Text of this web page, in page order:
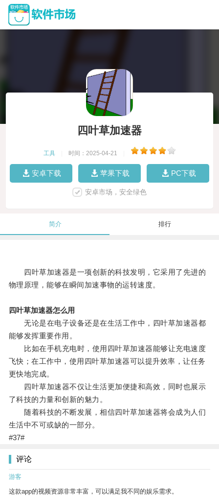
四叶草加速器
工具 时间：2025-04-21
安卓下载 苹果下载 PC下载
安卓市场，安全绿色
简介 排行
四叶草加速器是一项创新的科技发明，它采用了先进的
物理原理，能够在瞬间加速事物的运转速度。
四叶草加速器怎么用
无论是在电子设备还是在生活工作中，四叶草加速器都
能够发挥重要作用。
比如在手机充电时，使用四叶草加速器能够让充电速度
飞快；在工作中，使用四叶草加速器可以提升效率，让任务
更快地完成。
四叶草加速器不仅让生活更加便捷和高效，同时也展示
了科技的力量和创新的魅力。
随着科技的不断发展，相信四叶草加速器将会成为人们
生活中不可或缺的一部分。
#37#
评论
游客
这款app的视频资源非常丰富，可以满足我不同的娱乐需求。